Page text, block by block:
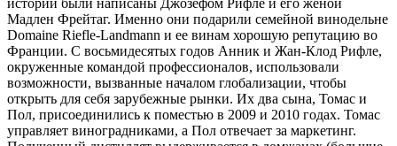
Мадлен Фрейтаг. Именно они подарили семейной винодельне
Domaine Riefle-Landmann и ее винам хорошую репутацию во
Франции. С восьмидесятых годов Анник и Жан-Клод Рифле,
окруженные командой профессионалов, использовали
возможности, вызванные началом глобализации, чтобы
открыть для себя зарубежные рынки. Их два сына, Томас и
Пол, присоединились к поместью в 2009 и 2010 годах. Томас
управляет виноградниками, а Пол отвечает за маркетинг.